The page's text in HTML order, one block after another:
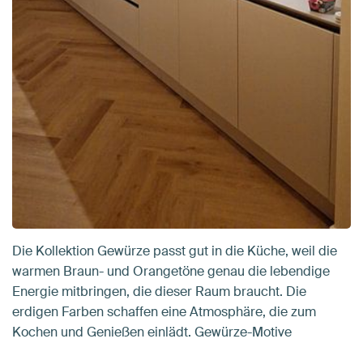
Die Kollektion Gewürze passt gut in die Küche, weil die
warmen Braun- und Orangetöne genau die lebendige
Energie mitbringen, die dieser Raum braucht. Die
erdigen Farben schaffen eine Atmosphäre, die zum
Kochen und Genießen einlädt. Gewürze-Motive